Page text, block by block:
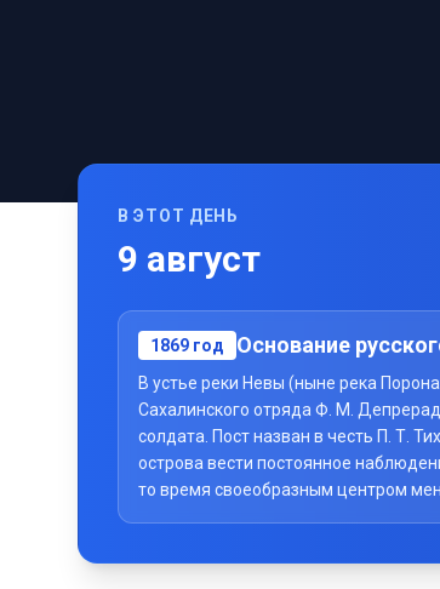
В ЭТОТ ДЕНЬ
9 август
1869 год Основание
В устье реки Невы (ныне река
Сахалинского отряда Ф. М.
солдата. Пост назван в честь П. Т.
острова вести постоянное
то время своеобразным центром